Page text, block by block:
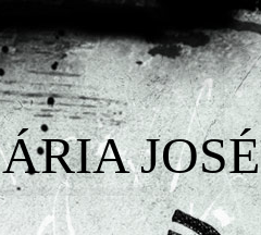
JOSÉ